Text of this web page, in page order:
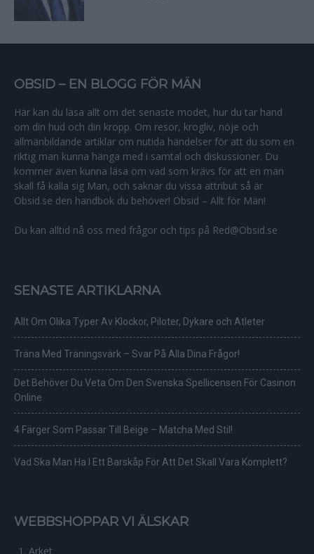
OBSID – EN BLOGG FÖR MÄN
Här kan du läsa allt om det senaste modet, hur du tar hand
om din hud och din kropp. Om resor, krogliv, nöje och
allmänbildande artiklar om nutida händelser för att du som en
riktig man kunna hänga med i samtal och diskussioner. Du
kommer även kunna läsa om vad som krävs för att en man
skall få kalla sig Man, och saknar du vissa attribut så är
Obsid.se den handbok du behöver! Obsid – Allt för Män!
Du kan alltid nå oss med frågor och tips på Red@Obsid.se
SENASTE ARTIKLARNA
Allt Om Olika Typer Av Klockor, Piloter, Dykare och Atleter
Träna Med Träningsvärk – Svar På Alla Dina Frågor!
Det Behöver Du Veta Om Den Svenska Spellicensen För Casinon
Online
4 Färger Som Passar Till Beige – Matcha Med Stil!
Vad Ska Man Ha I Ett Barskåp För Att Det Skall Vara Komplett?
WEBBSHOPPAR VI ÄLSKAR
Arket